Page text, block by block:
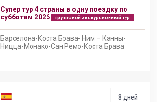
Супер тур 4 страны в одну поездку по
субботам 2026
групповой экскурсионный тур
Барселона-Коста Брава- Ним – Канны-
Ницца-Монако-Сан Ремо-Коста Брава
8 дней